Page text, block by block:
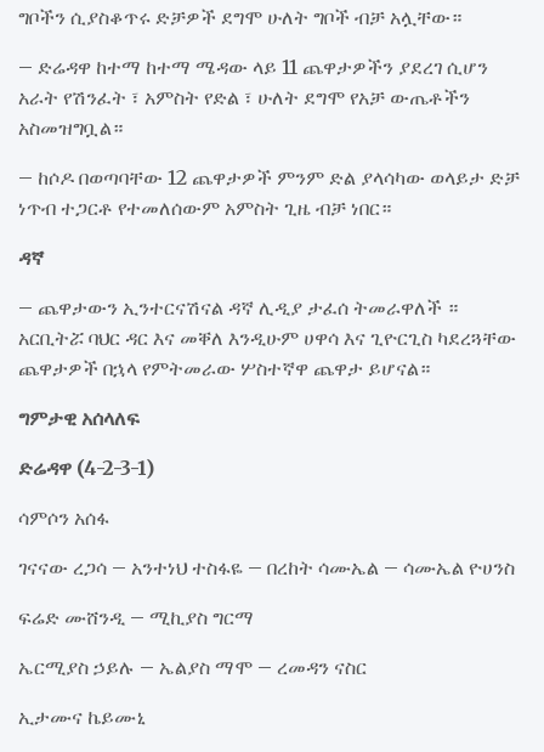
ግቦችን ሲያስቆጥሩ ድቻዎች ደግሞ ሁለት ግቦች ብቻ አሏቸው።
– ድሬዳዋ ከተማ ከተማ ሜዳው ላይ 11 ጨዋታዎችን ያደረገ ሲሆን
አራት የሽንፈት ፣ አምስት የድል ፣ ሁለት ደግሞ የአቻ ውጤቶችን
አስመዝግቧል።
– ከሶዶ በወጣባቸው 12 ጨዋታዎች ምንም ድል ያላሳካው ወላይታ ድቻ
ነጥብ ተጋርቶ የተመለሰውም አምስት ጊዜ ብቻ ነበር።
ዳኛ
– ጨዋታውን ኢንተርናሽናል ዳኛ ሊዲያ ታፈሰ ትመራዋለች ።
አርቢትሯ ባህር ዳር እና መቐለ እንዲሁም ሀዋሳ እና ጊዮርጊስ ካደረጓቸው
ጨዋታዎች በኋላ የምትመራው ሦስተኛዋ ጨዋታ ይሆናል።
ግምታዊ አሰላለፍ
ድሬዳዋ (4-2-3-1)
ሳምሶን አሰፋ
ገናናው ረጋሳ – አንተነህ ተስፋዬ – በረከት ሳሙኤል – ሳሙኤል ዮሀንስ
ፍሬድ ሙሸንዲ – ሚኪያስ ግርማ
ኤርሚያስ ኃይሉ – ኤልያስ ማሞ – ረመዳን ናስር
ኢታሙና ኬይሙኒ